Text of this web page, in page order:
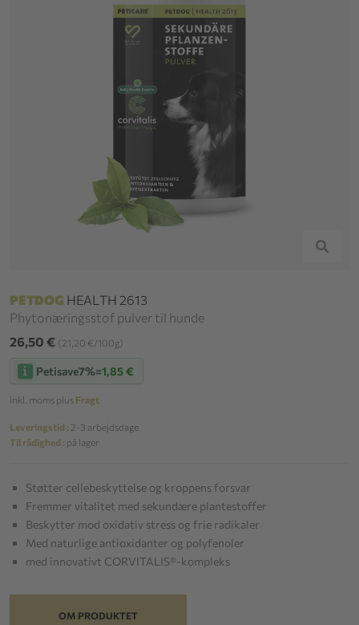
PETDOG HEALTH 2613
Phytonæringsstof pulver til hunde
26,50 € (21,20 €/100g)
Petisave7%=1,85 €
inkl. moms plus Fragt
Leveringstid : 2-3 arbejdsdage
Til rådighed : på lager
Støtter cellebeskyttelse og kroppens forsvar
Fremmer vitalitet med sekundære plantestoffer
Beskytter mod oxidativ stress og frie radikaler
Med naturlige antioxidanter og polyfenoler
med innovativt CORVITALIS®-kompleks
OM PRODUKTET